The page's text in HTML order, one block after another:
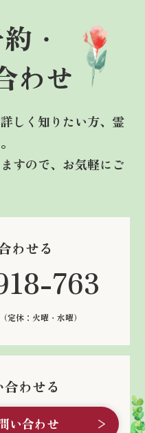
・
わせ
しく知りたい方、霊
すので、お気軽にご
わせる
763
（定休：火曜・水曜）
わせる
い合わせ